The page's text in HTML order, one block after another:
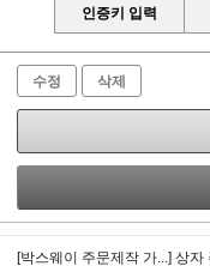
인증키 입력
수정 삭제
[박스웨이 주문제작 가...] 상자